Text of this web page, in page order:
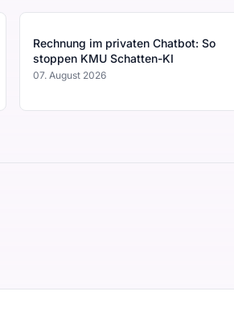
Rechnung im privaten Chatbot: So
stoppen KMU Schatten-KI
07. August 2026